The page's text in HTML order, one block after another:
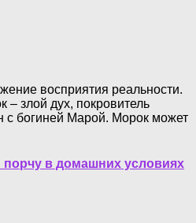
восприятия реальности.
– злой дух, покровитель
с богиней Марой. Морок может
порчу в домашних условиях